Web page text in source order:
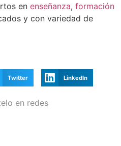
en enseñanza, formación
y con variedad de
Twitter LinkedIn
en redes